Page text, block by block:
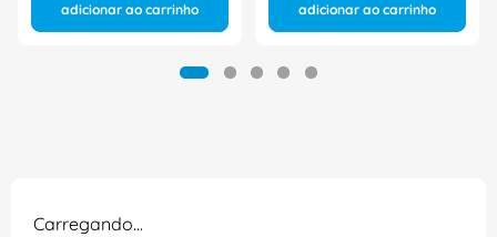
adicionar ao carrinho adicionar ao carrinho
Carregando…